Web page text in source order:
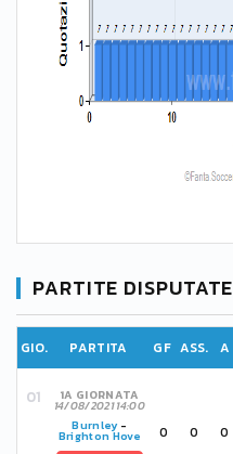
PARTITE DISPUTATE
GIO. PARTITA GF ASS. A
1A GIORNATA
14/08/2021 14:00
Burnley-
Brighton Hove 0 0 0